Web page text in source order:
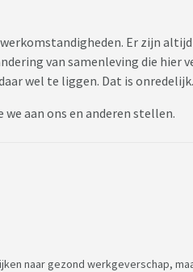
Er zijn
van samenleving die hier
wel te liggen. Dat is onredelijk.
aan ons en anderen stellen.
naar gezond werkgeverschap,